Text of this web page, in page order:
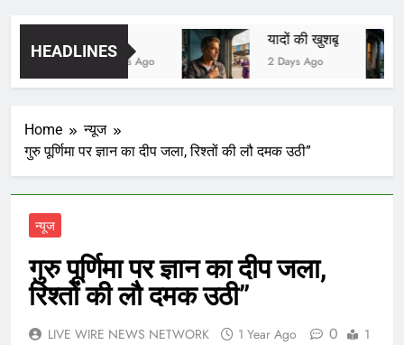
HEADLINES
16 Minutes Ago
यादों की खुशबू
2 Days Ago
Home
न्यूज
गुरु पूर्णिमा पर ज्ञान का दीप जला, रिश्तों की लौ दमक उठी”
न्यूज
गुरु पूर्णिमा पर ज्ञान का दीप जला,
रिश्तों की लौ दमक उठी”
LIVE WIRE NEWS NETWORK 1 Year Ago 0
1